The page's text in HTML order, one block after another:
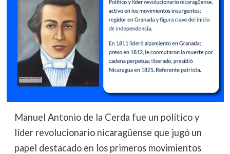
Manuel Antonio de la Cerda fue un político y
líder revolucionario nicaragüense que jugó un
papel destacado en los primeros movimientos